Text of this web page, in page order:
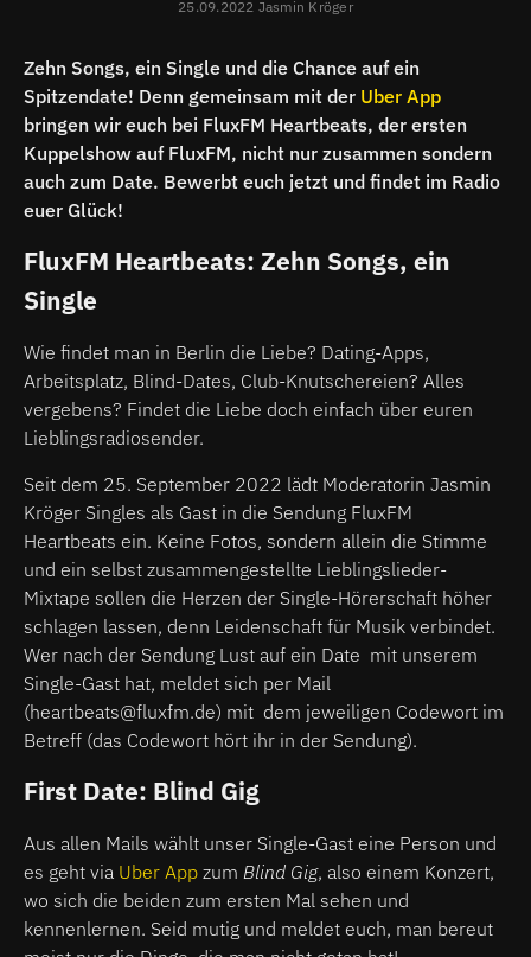
25.09.2022 Jasmin Kröger
Zehn Songs, ein Single und die Chance auf ein
Spitzendate! Denn gemeinsam mit der Uber App
bringen wir euch bei FluxFM Heartbeats, der ersten
Kuppelshow auf FluxFM, nicht nur zusammen sondern
auch zum Date. Bewerbt euch jetzt und findet im Radio
euer Glück!
FluxFM Heartbeats: Zehn Songs, ein
Single
Wie findet man in Berlin die Liebe? Dating-Apps,
Arbeitsplatz, Blind-Dates, Club-Knutschereien? Alles
vergebens? Findet die Liebe doch einfach über euren
Lieblingsradiosender.
Seit dem 25. September 2022 lädt Moderatorin Jasmin
Kröger Singles als Gast in die Sendung FluxFM
Heartbeats ein. Keine Fotos, sondern allein die Stimme
und ein selbst zusammengestellte Lieblingslieder-
Mixtape sollen die Herzen der Single-Hörerschaft höher
schlagen lassen, denn Leidenschaft für Musik verbindet.
Wer nach der Sendung Lust auf ein Date mit unserem
Single-Gast hat, meldet sich per Mail
(heartbeats@fluxfm.de) mit dem jeweiligen Codewort im
Betreff (das Codewort hört ihr in der Sendung).
First Date: Blind Gig
Aus allen Mails wählt unser Single-Gast eine Person und
es geht via Uber App zum Blind Gig, also einem Konzert,
wo sich die beiden zum ersten Mal sehen und
kennenlernen. Seid mutig und meldet euch, man bereut